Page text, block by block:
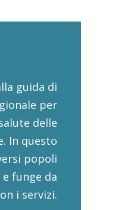
guida di
per
delle
In questo
popoli
funge da
i servizi.